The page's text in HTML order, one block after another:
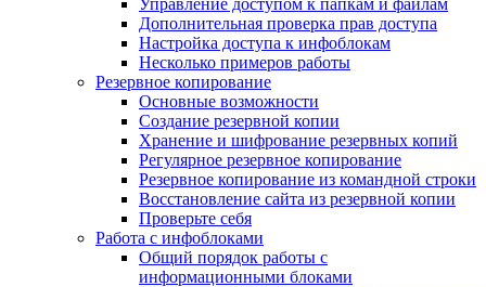
Управление доступом к папкам и файлам
Дополнительная проверка прав доступа
Настройка доступа к инфоблокам
Несколько примеров работы
Резервное копирование
Основные возможности
Создание резервной копии
Хранение и шифрование резервных копий
Регулярное резервное копирование
Резервное копирование из командной строки
Восстановление сайта из резервной копии
Проверьте себя
Работа с инфоблоками
Общий порядок работы с
информационными блоками